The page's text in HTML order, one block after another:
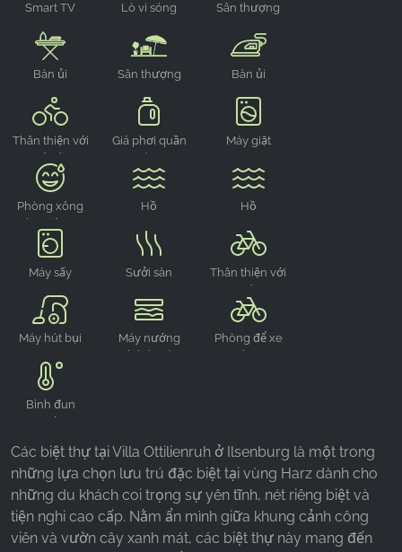
Smart TV Lò vi sóng Sân thượng
Bàn ủi Sân thượng Bàn ủi
Thân thiện với
người đi xe
máy
Giá phơi quần
áo
Máy giặt
Phòng xông
hơi riêng
Hồ Hồ
Máy sấy Sưởi sàn
Thân thiện với
xe đạp
Máy hút bụi
Máy nướng
bánh mì
Phòng để xe
đạp
Bình đun
nước
Các biệt thự tại Villa Ottilienruh ở Ilsenburg là một trong
những lựa chọn lưu trú đặc biệt tại vùng Harz dành cho
những du khách coi trọng sự yên tĩnh, nét riêng biệt và
tiện nghi cao cấp. Nằm ẩn mình giữa khung cảnh công
viên và vườn cây xanh mát, các biệt thự này mang đến